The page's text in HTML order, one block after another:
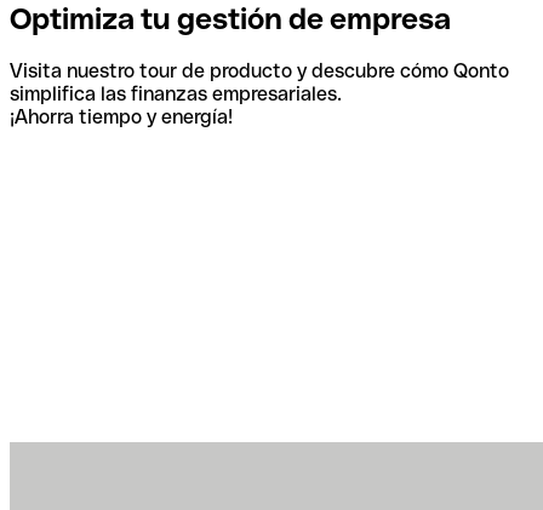
Optimiza tu gestión de empresa
Visita nuestro tour de producto y descubre cómo Qonto
simplifica las finanzas empresariales.
¡Ahorra tiempo y energía!